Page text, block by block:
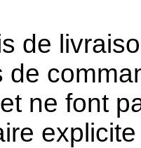
de
de
ne font